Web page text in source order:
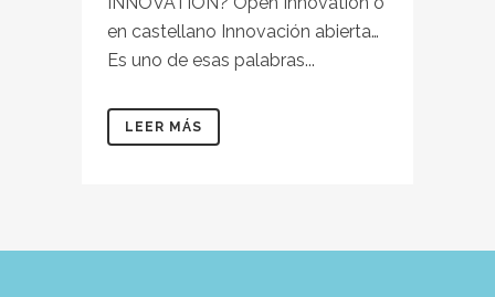
en castellano Innovación abierta…
Es uno de esas palabras...
LEER MÁS